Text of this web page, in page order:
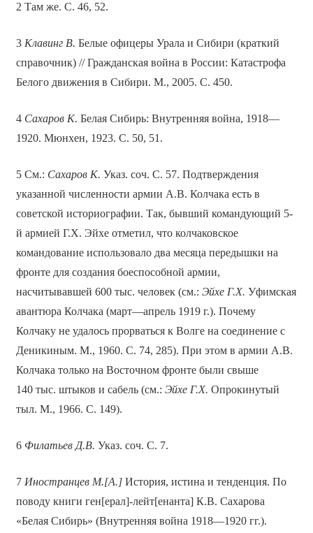
2 Там же. С. 46, 52.
3 Клавинг В. Белые офицеры Урала и Сибири (краткий
справочник) // Гражданская война в России: Катастрофа
Белого движения в Сибири. М., 2005. С. 450.
4 Сахаров К. Белая Сибирь: Внутренняя война, 1918—
1920. Мюнхен, 1923. С. 50, 51.
5 См.: Сахаров К. Указ. соч. С. 57. Подтверждения
указанной численности армии А.В. Колчака есть в
советской историографии. Так, бывший командующий 5-
й армией Г.Х. Эйхе отметил, что колчаковское
командование использовало два месяца передышки на
фронте для создания боеспособной армии,
насчитывавшей 600 тыс. человек (см.: Эйхе Г.Х. Уфимская
авантюра Колчака (март—апрель 1919 г.). Почему
Колчаку не удалось прорваться к Волге на соединение с
Деникиным. М., 1960. С. 74, 285). При этом в армии А.В.
Колчака только на Восточном фронте были свыше
140 тыс. штыков и сабель (см.: Эйхе Г.Х. Опрокинутый
тыл. М., 1966. С. 149).
6 Филатьев Д.В. Указ. соч. С. 7.
7 Иностранцев М.[А.]История, истина и тенденция. По
поводу книги ген[ерал]-лейт[енанта] К.В. Сахарова
«Белая Сибирь» (Внутренняя война 1918—1920 гг.).